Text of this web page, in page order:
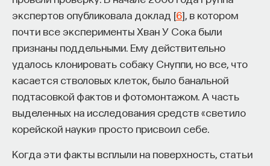
экспертов опубликовала доклад [6], в котором
почти все эксперименты Хван У Сока были
признаны поддельными. Ему действительно
удалось клонировать собаку Снуппи, но все, что
касается стволовых клеток, было банальной
подтасовкой фактов и фотомонтажом. А часть
выделенных на исследования средств «светило
корейской науки» просто присвоил себе.
Когда эти факты всплыли на поверхность, статьи